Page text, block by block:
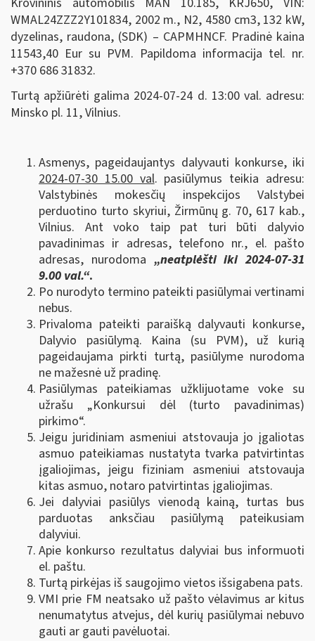
WMAL24ZZZ2Y101834, 2002 m., N2, 4580 cm3, 132 kW,
dyzelinas, raudona, (SDK) – CAPMHNCF. Pradinė kaina
11543,40 Eur su PVM. Papildoma informacija tel. nr.
+370 686 31832.
Turtą apžiūrėti galima 2024-07-24 d. 13:00 val. adresu:
Minsko pl. 11, Vilnius.
Asmenys, pageidaujantys dalyvauti konkurse, iki
2024-07-30 15.00 val. pasiūlymus teikia adresu:
Valstybinės mokesčių inspekcijos Valstybei
perduotino turto skyriui, Žirmūnų g. 70, 617 kab.,
Vilnius. Ant voko taip pat turi būti dalyvio
pavadinimas ir adresas, telefono nr., el. pašto
adresas, nurodoma „neatplėšti iki 2024-07-31
9.00 val.“.
Po nurodyto termino pateikti pasiūlymai vertinami
nebus.
Privaloma pateikti paraišką dalyvauti konkurse,
Dalyvio pasiūlymą. Kaina (su PVM), už kurią
pageidaujama pirkti turtą, pasiūlyme nurodoma
ne mažesnė už pradinę.
Pasiūlymas pateikiamas užklijuotame voke su
užrašu „Konkursui dėl (turto pavadinimas)
pirkimo“.
Jeigu juridiniam asmeniui atstovauja jo įgaliotas
asmuo pateikiamas nustatyta tvarka patvirtintas
įgaliojimas, jeigu fiziniam asmeniui atstovauja
kitas asmuo, notaro patvirtintas įgaliojimas.
Jei dalyviai pasiūlys vienodą kainą, turtas bus
parduotas anksčiau pasiūlymą pateikusiam
dalyviui.
Apie konkurso rezultatus dalyviai bus informuoti
el. paštu.
Turtą pirkėjas iš saugojimo vietos išsigabena pats.
VMI prie FM neatsako už pašto vėlavimus ar kitus
nenumatytus atvejus, dėl kurių pasiūlymai nebuvo
gauti ar gauti pavėluotai.